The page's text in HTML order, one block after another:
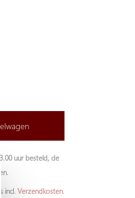
uur besteld, de
incl. Verzendkosten.